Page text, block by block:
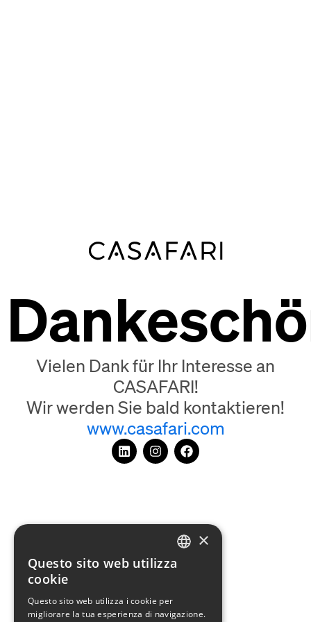
Vielen Dank für Ihr Interesse an
CASAFARI!
Wir werden Sie bald kontaktieren!
www.casafari.com
ENGLISH
×
Questo sito web utilizza
cookie
Questo sito web utilizza i cookie per
migliorare la tua esperienza di navigazione.